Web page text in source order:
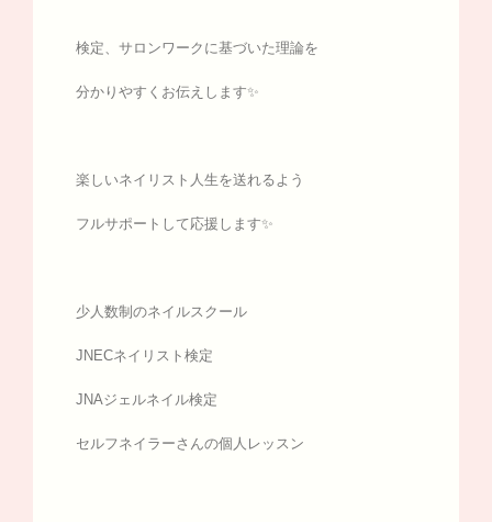
検定、サロンワークに基づいた理論を
分かりやすくお伝えします✨
楽しいネイリスト人生を送れるよう
フルサポートして応援します✨
少人数制のネイルスクール
JNECネイリスト検定
JNAジェルネイル検定
セルフネイラーさんの個人レッスン